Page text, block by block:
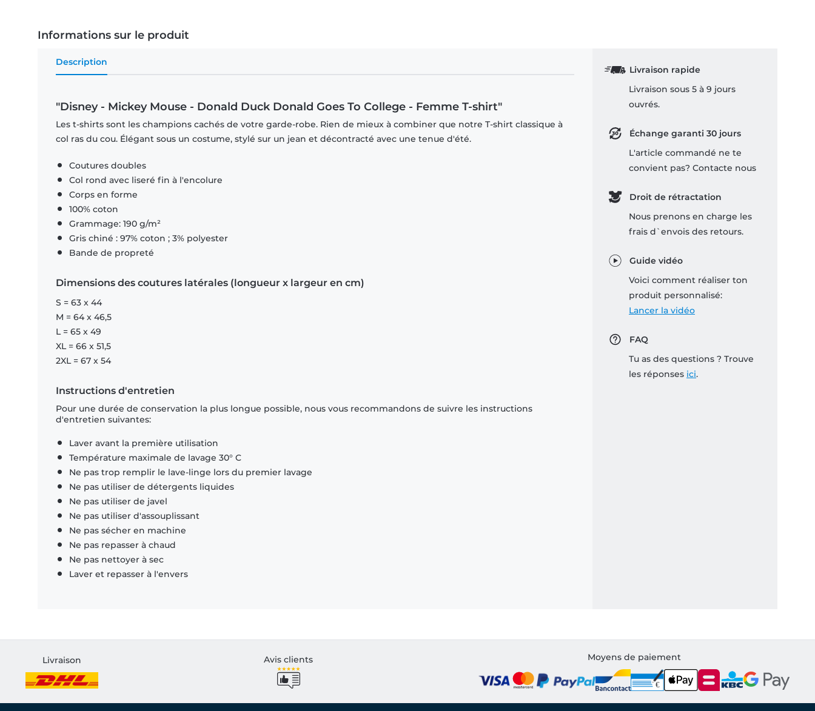
Informations sur le produit
Description
"Disney - Mickey Mouse - Donald Duck Donald Goes To College - Femme T-shirt"
Les t-shirts sont les champions cachés de votre garde-robe. Rien de mieux à combiner que notre T-shirt classique à
col ras du cou. Élégant sous un costume, stylé sur un jean et décontracté avec une tenue d'été.
Coutures doubles
Col rond avec liseré fin à l'encolure
Corps en forme
100% coton
Grammage: 190 g/m²
Gris chiné : 97% coton ; 3% polyester
Bande de propreté
Dimensions des coutures latérales (longueur x largeur en cm)
S = 63 x 44
M = 64 x 46,5
L = 65 x 49
XL = 66 x 51,5
2XL = 67 x 54
Instructions d'entretien
Pour une durée de conservation la plus longue possible, nous vous recommandons de suivre les instructions
d'entretien suivantes:
Laver avant la première utilisation
Température maximale de lavage 30° C
Ne pas trop remplir le lave-linge lors du premier lavage
Ne pas utiliser de détergents liquides
Ne pas utiliser de javel
Ne pas utiliser d'assouplissant
Ne pas sécher en machine
Ne pas repasser à chaud
Ne pas nettoyer à sec
Laver et repasser à l'envers
Livraison rapide
Livraison sous 5 à 9 jours
ouvrés.
Échange garanti 30 jours
L'article commandé ne te
convient pas? Contacte nous
Droit de rétractation
Nous prenons en charge les
frais d`envois des retours.
Guide vidéo
Voici comment réaliser ton
produit personnalisé:
Lancer la vidéo
FAQ
Tu as des questions ? Trouve
les réponses ici.
Livraison Avis clients Moyens de paiement